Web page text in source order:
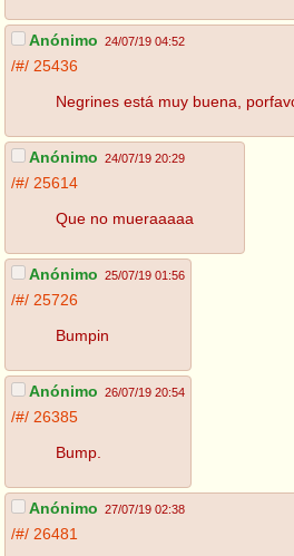
Anónimo 24/07/19 04:52
/#/ 25436
Negrines está muy buena,
Anónimo 24/07/19 20:29
/#/ 25614
Que no mueraaaaa
Anónimo 25/07/19 01:56
/#/ 25726
Bumpin
Anónimo 26/07/19 20:54
/#/ 26385
Bump.
Anónimo 27/07/19 02:38
/#/ 26481